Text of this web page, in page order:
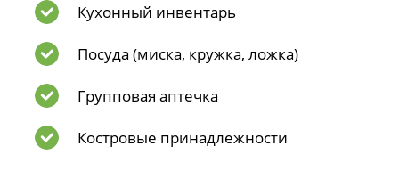
Кухонный инвентарь
Посуда (миска, кружка, ложка)
Групповая аптечка
Костровые принадлежности